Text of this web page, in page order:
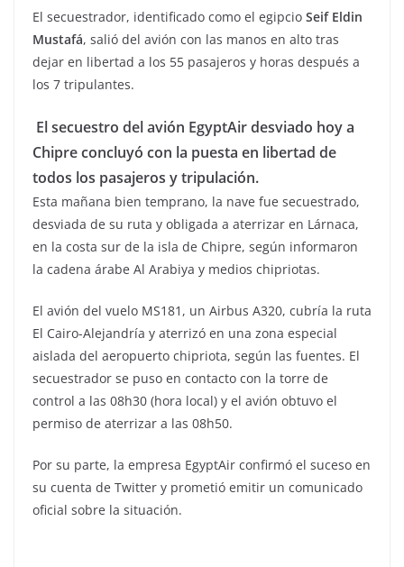
El secuestrador, identificado como el egipcio Seif Eldin
Mustafá, salió del avión con las manos en alto tras
dejar en libertad a los 55 pasajeros y horas después a
los 7 tripulantes.
El secuestro del avión EgyptAir desviado hoy a
Chipre concluyó con la puesta en libertad de
todos los pasajeros y tripulación.
Esta mañana bien temprano, la nave fue secuestrado,
desviada de su ruta y obligada a aterrizar en Lárnaca,
en la costa sur de la isla de Chipre, según informaron
la cadena árabe Al Arabiya y medios chipriotas.
El avión del vuelo MS181, un Airbus A320, cubría la ruta
El Cairo-Alejandría y aterrizó en una zona especial
aislada del aeropuerto chipriota, según las fuentes. El
secuestrador se puso en contacto con la torre de
control a las 08h30 (hora local) y el avión obtuvo el
permiso de aterrizar a las 08h50.
Por su parte, la empresa EgyptAir confirmó el suceso en
su cuenta de Twitter y prometió emitir un comunicado
oficial sobre la situación.